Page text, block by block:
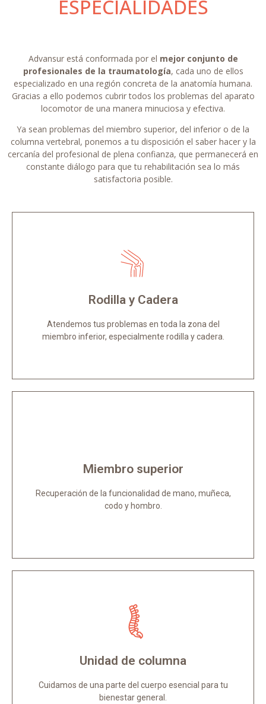
ESPECIALIDADES
Advansur está conformada por el mejor conjunto de
profesionales de la traumatología, cada uno de ellos
especializado en una región concreta de la anatomía humana.
Gracias a ello podemos cubrir todos los problemas del aparato
locomotor de una manera minuciosa y efectiva.
Ya sean problemas del miembro superior, del inferior o de la
columna vertebral, ponemos a tu disposición el saber hacer y la
cercanía del profesional de plena confianza, que permanecerá en
constante diálogo para que tu rehabilitación sea lo más
satisfactoria posible.
Rodilla y Cadera
Atendemos tus problemas en toda la zona del
miembro inferior, especialmente rodilla y cadera.
Miembro Inferior
Más Información
Miembro superior
Recuperación de la funcionalidad de mano, muñeca,
codo y hombro.
codo y hombro.
Más Información
Unidad de columna
Cuidamos de una parte del cuerpo esencial para tu
bienestar general.
Unidad de columna
Las patologías de columna son de las más
Más Información